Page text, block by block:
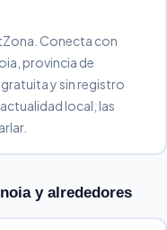
Conecta con
provincia de
y sin registro
local, las
y alrededores